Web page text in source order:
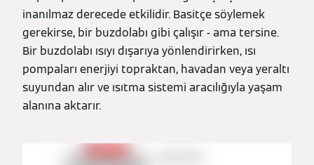
inanılmaz derecede etkilidir. Basitçe söylemek
gerekirse, bir buzdolabı gibi çalışır - ama tersine.
Bir buzdolabı ısıyı dışarıya yönlendirirken, ısı
pompaları enerjiyi topraktan, havadan veya yeraltı
suyundan alır ve ısıtma sistemi aracılığıyla yaşam
alanına aktarır.